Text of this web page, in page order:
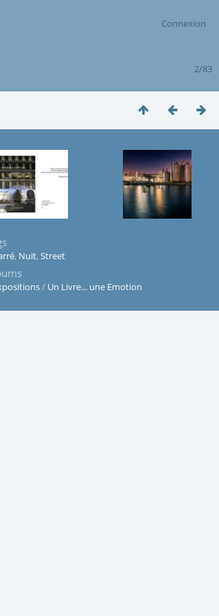
Connexion
2/83
, Nuit, Street
/ Un Livre... une Emotion